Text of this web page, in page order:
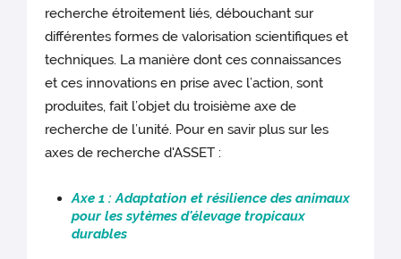
recherche étroitement liés, débouchant sur
différentes formes de valorisation scientifiques et
techniques. La manière dont ces connaissances
et ces innovations en prise avec l’action, sont
produites, fait l’objet du troisième axe de
recherche de l’unité. Pour en savir plus sur les
axes de recherche d'ASSET :
Axe 1 : Adaptation et résilience des animaux
pour les sytèmes d'élevage tropicaux
durables